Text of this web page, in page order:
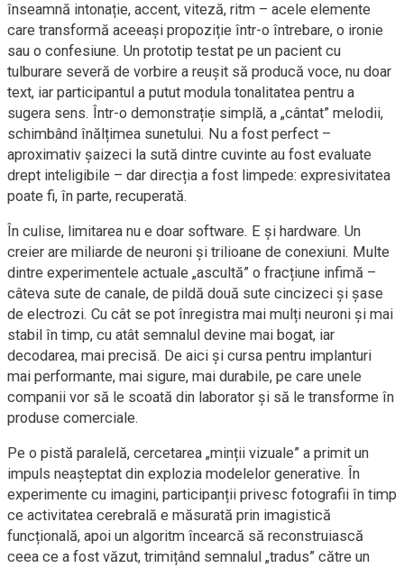
înseamnă intonație, accent, viteză, ritm – acele elemente
care transformă aceeași propoziție într-o întrebare, o ironie
sau o confesiune. Un prototip testat pe un pacient cu
tulburare severă de vorbire a reușit să producă voce, nu doar
text, iar participantul a putut modula tonalitatea pentru a
sugera sens. Într-o demonstrație simplă, a „cântat” melodii,
schimbând înălțimea sunetului. Nu a fost perfect –
aproximativ șaizeci la sută dintre cuvinte au fost evaluate
drept inteligibile – dar direcția a fost limpede: expresivitatea
poate fi, în parte, recuperată.
În culise, limitarea nu e doar software. E și hardware. Un
creier are miliarde de neuroni și trilioane de conexiuni. Multe
dintre experimentele actuale „ascultă” o fracțiune infimă –
câteva sute de canale, de pildă două sute cincizeci și șase
de electrozi. Cu cât se pot înregistra mai mulți neuroni și mai
stabil în timp, cu atât semnalul devine mai bogat, iar
decodarea, mai precisă. De aici și cursa pentru implanturi
mai performante, mai sigure, mai durabile, pe care unele
companii vor să le scoată din laborator și să le transforme în
produse comerciale.
Pe o pistă paralelă, cercetarea „minții vizuale” a primit un
impuls neașteptat din explozia modelelor generative. În
experimente cu imagini, participanții privesc fotografii în timp
ce activitatea cerebrală e măsurată prin imagistică
funcțională, apoi un algoritm încearcă să reconstruiască
ceea ce a fost văzut, trimițând semnalul „tradus” către un